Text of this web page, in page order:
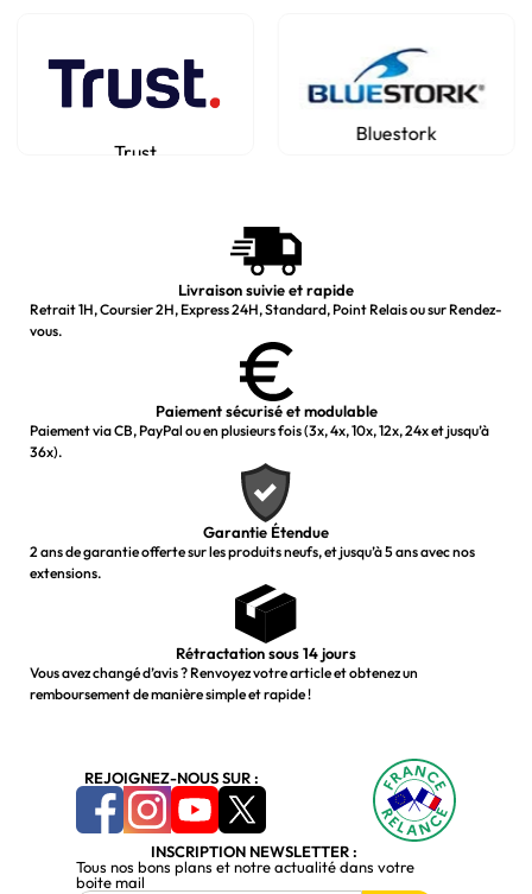
Trust
Bluestork
Livraison suivie et rapide
Retrait 1H, Coursier 2H, Express 24H, Standard, Point Relais ou sur Rendez-
vous.
Paiement sécurisé et modulable
Paiement via CB, PayPal ou en plusieurs fois (3x, 4x, 10x, 12x, 24x et jusqu’à
36x).
Garantie Étendue
2 ans de garantie offerte sur les produits neufs, et jusqu’à 5 ans avec nos
extensions.
Rétractation sous 14 jours
Vous avez changé d’avis ? Renvoyez votre article et obtenez un
remboursement de manière simple et rapide !
REJOIGNEZ-NOUS SUR :
INSCRIPTION NEWSLETTER :
Tous nos bons plans et notre actualité dans votre
boite mail